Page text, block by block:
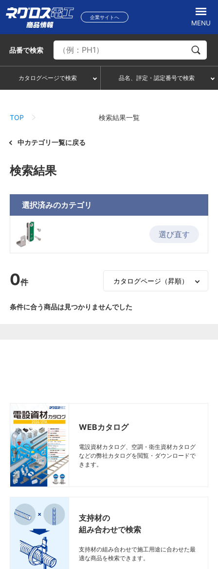
企業サイトへ
MENU
品番で検索
カタログページで検索 品名、評定・認定番号で検索
TOP 検索結果一覧
中カテゴリ一覧に戻る
検索結果
選択済みのカテゴリ
選び直す
0件
条件に合う商品は見つかりませんでした
WEBカタログ
電設資材カタログ、空調・衛生資材カタログ
などの弊社カタログを閲覧・ダウンロードで
きます。
支持材の
組み合わせで検索
支持材の組み合わせで施工用途に合わせた最
適な商品を検索できます。